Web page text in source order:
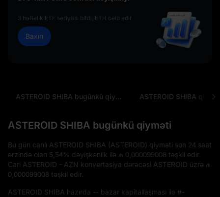
3 həftəlik ETF seriyası bitdi, ETH cəlb edir
Baxın
ASTEROID SHIBA bugünkü qiyməti
ASTEROID SHIBA bugünkü qiyməti
Bu gün canlı ASTEROID SHIBA (ASTEROID) qiyməti son 24 saat
ərzində olan 5,54% dəyişkənlik ilə ₼ 0,000099008 təşkil edir.
Cari ASTEROID - AZN konvertasiya dərəcəsi ASTEROID üzrə ₼
0,000099008 təşkil edir.
ASTEROID SHIBA hazırda -- bazar kapitallaşması ilə #-